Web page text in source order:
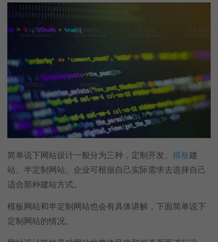
简单说下网站设计一般分为三种，定制开发、 模板建
站、半定制网站。企业可根据自己实际需求去选择自己
适合那种建站方式。
模板网站和半定制网站也会有具体讲解，下面简单说下
定制网站的情况。